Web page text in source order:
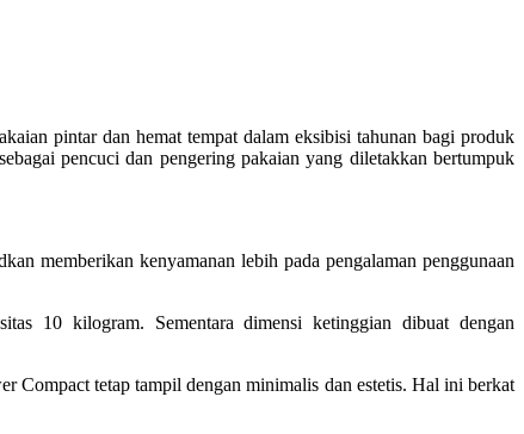
pintar dan hemat tempat dalam eksibisi tahunan bagi produk
pencuci dan pengering pakaian yang diletakkan bertumpuk
memberikan kenyamanan lebih pada pengalaman penggunaan
10 kilogram. Sementara dimensi ketinggian dibuat dengan
Compact tetap tampil dengan minimalis dan estetis. Hal ini berkat